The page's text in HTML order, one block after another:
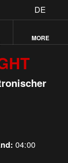
DE
MORE
04:00